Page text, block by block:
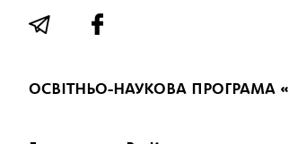
ОСВІТНЬО-НАУКОВА ПРОГРАМА